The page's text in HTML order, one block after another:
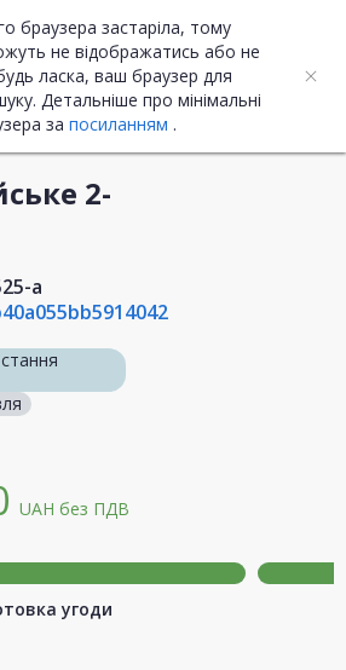
браузера застаріла, тому
не відображатись або не
ласка, ваш браузер для
Детальніше про мінімальні
за посиланням .
UA ENG
про закупівлю
2-
a
UAH без ПДВ
угоди